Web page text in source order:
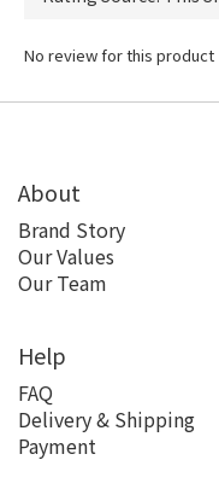
No review for this product
About
Brand Story
Our Values
Our Team
Help
FAQ
Delivery & Shipping
Payment